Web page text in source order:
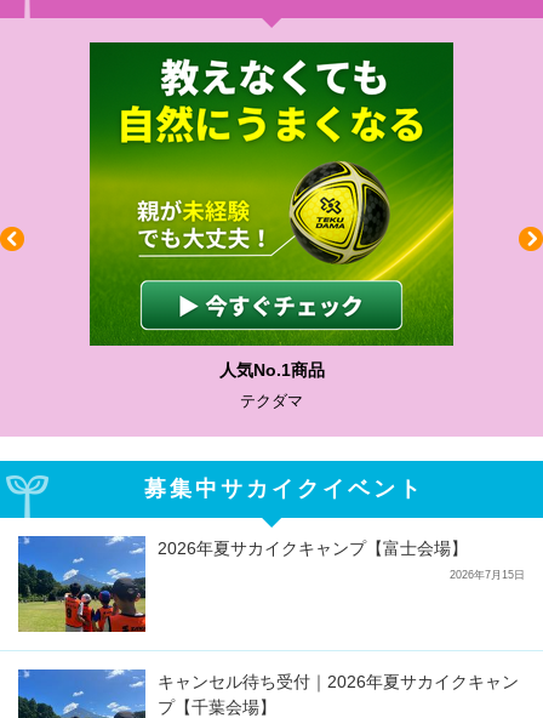
人気No.1商品
テクダマ
募集中サカイクイベント
2026年夏サカイクキャンプ【富士会場】
2026年7月15日
キャンセル待ち受付｜2026年夏サカイクキャン
プ【千葉会場】